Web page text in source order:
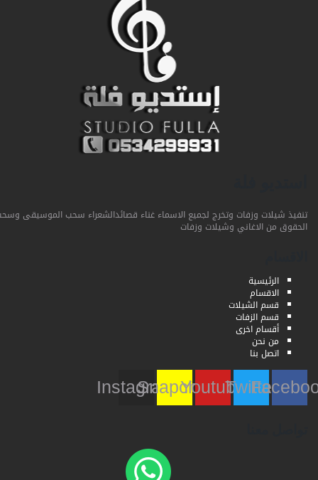
تنفيذ شيلات وزفات وتخرج لجميع الاسماء غناء قصائدالشعراء سحب الموسيقى وسحب
الحقوق من الاغاني وشيلات وزفات
الرئيسية
الاقسام
قسم الشيلات
قسم الزفات
أقسام اخرى
من نحن
اتصل بنا
Twitter
Youtube
Snapchat
Instagram